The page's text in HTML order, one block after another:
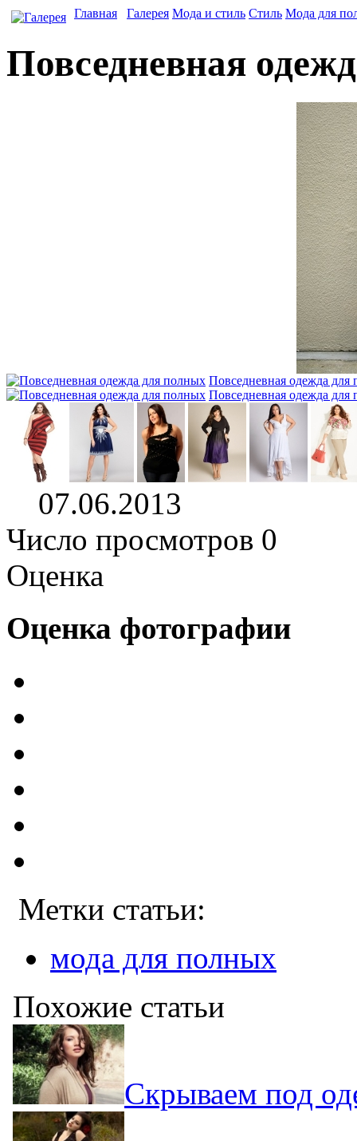
Главная Галерея Мода и стиль Стиль Мода для
Повседневная
Повседневная одежда для
Повседневная одежда для
07.06.2013
Число просмотров 0
Оценка
Оценка фотографии
Метки статьи:
мода для полных
Похожие статьи
Скрываем под